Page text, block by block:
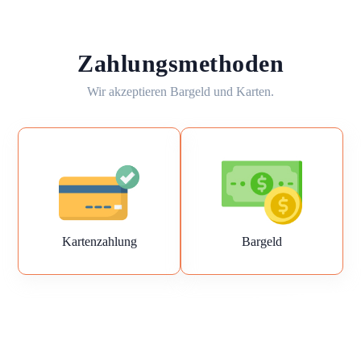
Zahlungsmethoden
Wir akzeptieren Bargeld und Karten.
Kartenzahlung Bargeld